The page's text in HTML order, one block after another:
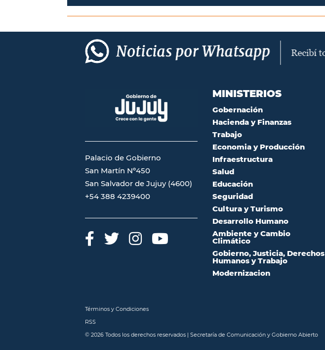
Palacio de Gobierno
San Martín Nº450
San Salvador de Jujuy (4600)
+54 388 4239400
MINISTERIOS
Gobernación
Hacienda y Finanzas
Trabajo
Economia y Producción
Infraestructura
Salud
Educación
Seguridad
Cultura y Turismo
Desarrollo Humano
Ambiente y Cambio
Climático
Gobierno, Justicia, Derechos
Humanos y Trabajo
Modernizacion
Términos y Condiciones
RSS
© 2026 Todos los derechos reservados | Secretaría de Comunicación y Gobierno Abierto